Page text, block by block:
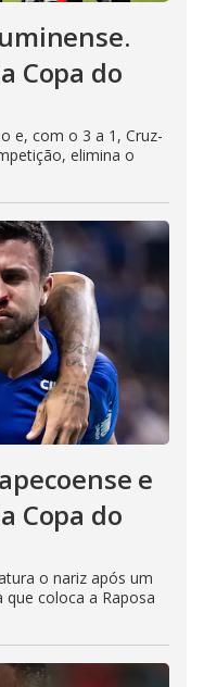
Copa do
e, com o 3 a 1, Cruz-
elimina o
e
Copa do
o nariz após um
que coloca a Raposa